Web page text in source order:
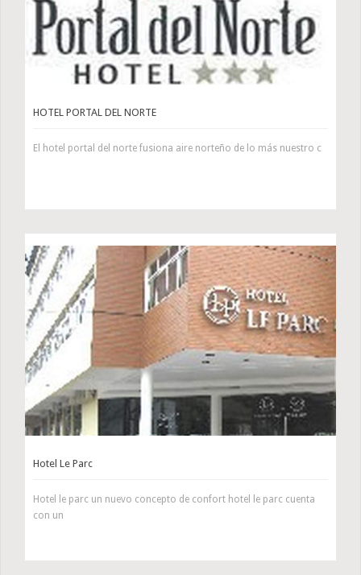
HOTEL PORTAL DEL NORTE
El hotel portal del norte fusiona aire norteño de lo más nuestro c
Hotel Le Parc
Hotel le parc un nuevo concepto de confort hotel le parc cuenta
con un